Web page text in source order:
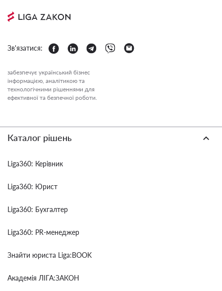
Зв'язатися:
забезпечує український бізнес
інформацією, аналітикою та
технологічними рішеннями для
ефективної та безпечної роботи.
Каталог рішень
Liga360: Керівник
Liga360: Юрист
Liga360: Бухгалтер
Liga360: PR-менеджер
Знайти юриста Liga:BOOK
Академія ЛІГА:ЗАКОН